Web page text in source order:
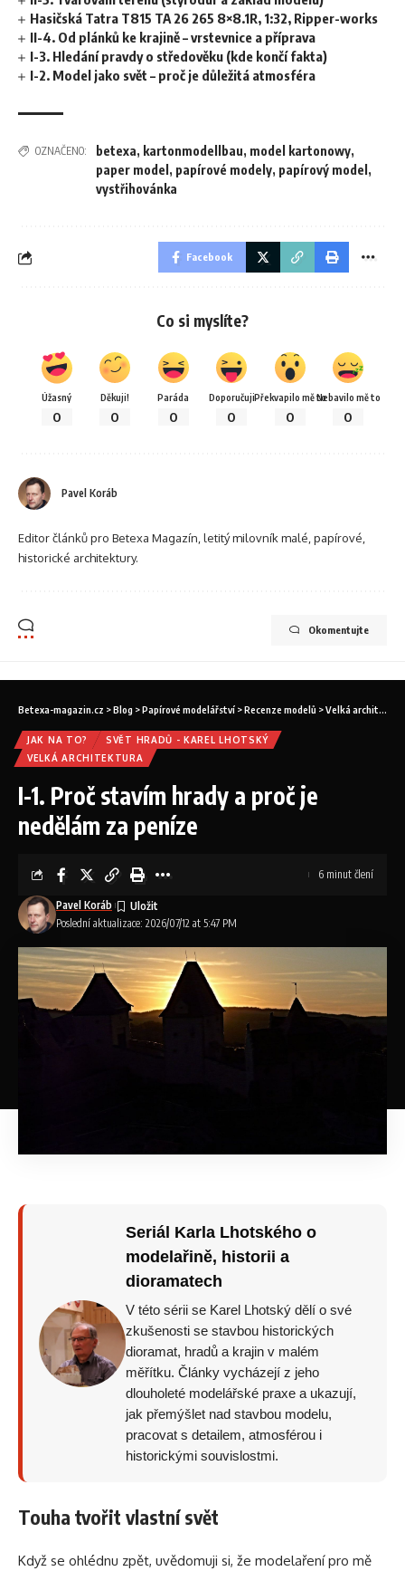
Hasičská Tatra T815 TA 26 265 8×8.1R, 1:32, Ripper-works
II-4. Od plánků ke krajině – vrstevnice a příprava
I-3. Hledání pravdy o středověku (kde končí fakta)
I-2. Model jako svět – proč je důležitá atmosféra
OZNAČENO: betexa, kartonmodellbau, model kartonowy,
paper model , papírové modely, papírový model ,
vystřihovánka
Facebook
Co si myslíte?
Úžasný
0
Děkuji!
0
Paráda
0
Doporučuji
0
Překvapilo mě to
0
Nebavilo mě to
0
Pavel Koráb
Editor článků pro Betexa Magazín, letitý milovník malé, papírové,
historické architektury.
Okomentujte
Betexa-magazin.cz >Blog >Papírové modelářství >Recenze modelů >Velká architektura
JAK NA TO?
SVĚT HRADŮ - KAREL LHOTSKÝ
VELKÁ ARCHITEKTURA
I-1. Proč stavím hrady a proč je
nedělám za peníze
Poslední aktualizace: 2026/07/12 at 5:47 PM
Pavel Koráb
6 minut člení
Seriál Karla Lhotského o
modelařině, historii a
dioramatech
V této sérii se Karel Lhotský dělí o své
zkušenosti se stavbou historických
dioramat, hradů a krajin v malém
měřítku. Články vycházejí z jeho
dlouholeté modelářské praxe a ukazují,
jak přemýšlet nad stavbou modelu,
pracovat s detailem, atmosférou i
historickými souvislostmi.
Touha tvořit vlastní svět
Když se ohlédnu zpět, uvědomuji si, že modelaření pro mě